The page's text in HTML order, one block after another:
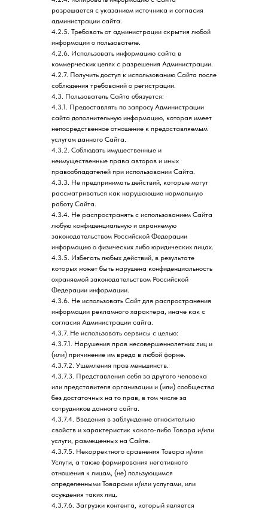
разрешается с указанием источника и согласия
администрации сайта.
4.2.5. Требовать от администрации скрытия любой
информации о пользователе.
4.2.6. Использовать информацию сайта в
коммерческих целях с разрешения Администрации.
4.2.7. Получить доступ к использованию Сайта после
соблюдения требований о регистрации.
4.3. Пользователь Сайта обязуется:
4.3.1. Предоставлять по запросу Администрации
сайта дополнительную информацию, которая имеет
непосредственное отношение к предоставляемым
услугам данного Сайта.
4.3.2. Соблюдать имущественные и
неимущественные права авторов и иных
правообладателей при использовании Сайта.
4.3.3. Не предпринимать действий, которые могут
рассматриваться как нарушающие нормальную
работу Сайта.
4.3.4. Не распространять с использованием Сайта
любую конфиденциальную и охраняемую
законодательством Российской Федерации
информацию о физических либо юридических лицах.
4.3.5. Избегать любых действий, в результате
которых может быть нарушена конфиденциальность
охраняемой законодательством Российской
Федерации информации.
4.3.6. Не использовать Сайт для распространения
информации рекламного характера, иначе как с
согласия Администрации сайта.
4.3.7. Не использовать сервисы с целью:
4.3.7.1. Нарушения прав несовершеннолетних лиц и
(или) причинение им вреда в любой форме.
4.3.7.2. Ущемления прав меньшинств.
4.3.7.3. Представления себя за другого человека
или представителя организации и (или) сообщества
без достаточных на то прав, в том числе за
сотрудников данного сайта.
4.3.7.4. Введения в заблуждение относительно
свойств и характеристик какого-либо Товара и/или
услуги, размещенных на Сайте.
4.3.7.5. Некорректного сравнения Товара и/или
Услуги, а также формирования негативного
отношения к лицам, (не) пользующимся
определенными Товарами и/или услугами, или
осуждения таких лиц.
4.3.7.6. Загрузки контента, который является